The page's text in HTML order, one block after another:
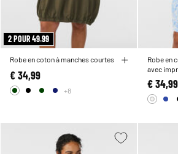
2 POUR 49.99
Robe en coton à manches courtes
€ 34,99
+8
Robe en
avec
€ 34,99